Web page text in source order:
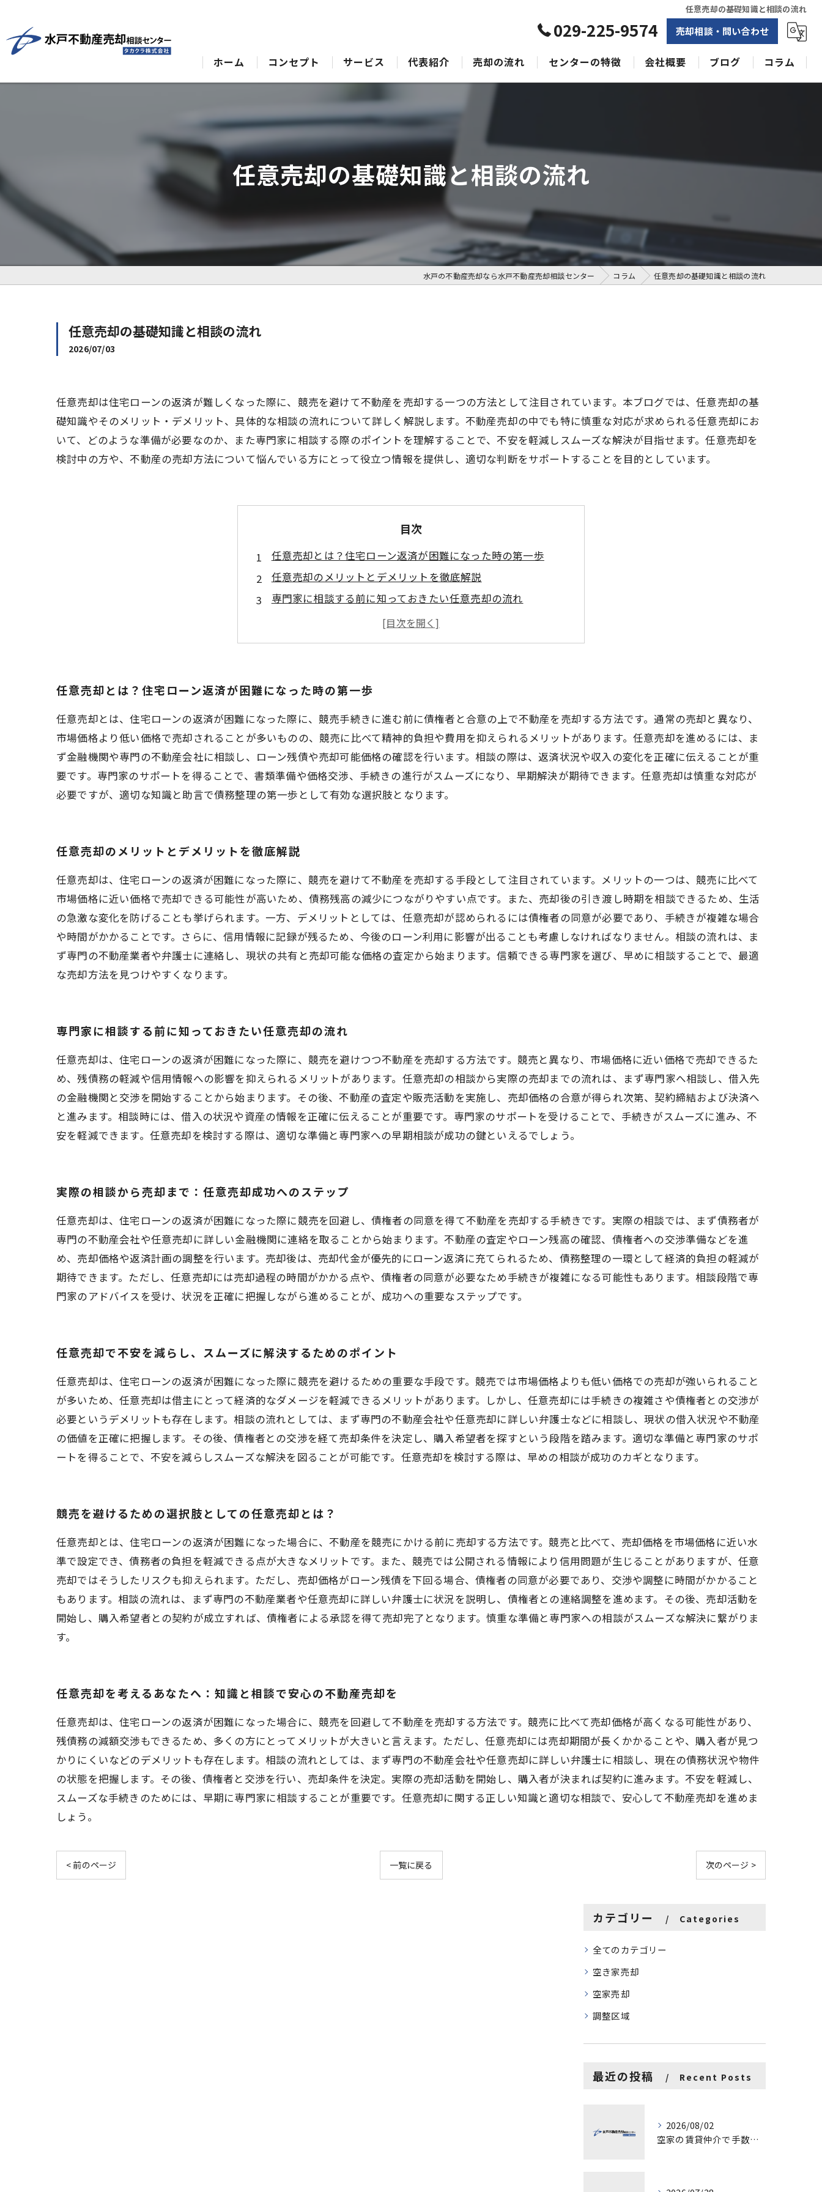
任意売却の基礎知識と相談の流れ
029-225-9574 売却相談・問い合わせ
ホーム コンセプト
水戸の不動産売却･水戸不動産売却相談センターのサポート
水戸の不動産売却･水戸不動産売却相談センターの最適なアドバイス
サービス 代表紹介 売却の流れ センターの特徴
戸建て
収益物件
会社概要 ブログ コラム
任意売却の基礎知識と相談の流れ
水戸の不動産売却なら水戸不動産売却相談センター コラム 任意売却の基礎知識と相談の流れ
任意売却の基礎知識と相談の流れ
2026/07/03
任意売却は住宅ローンの返済が難しくなった際に、競売を避けて不動産を売却する一つの方法として注目されています。本ブログでは、任意売却の基
礎知識やそのメリット・デメリット、具体的な相談の流れについて詳しく解説します。不動産売却の中でも特に慎重な対応が求められる任意売却にお
いて、どのような準備が必要なのか、また専門家に相談する際のポイントを理解することで、不安を軽減しスムーズな解決が目指せます。任意売却を
検討中の方や、不動産の売却方法について悩んでいる方にとって役立つ情報を提供し、適切な判断をサポートすることを目的としています。
目次
任意売却とは？住宅ローン返済が困難になった時の第一歩
任意売却のメリットとデメリットを徹底解説
専門家に相談する前に知っておきたい任意売却の流れ
実際の相談から売却まで：任意売却成功へのステップ
任意売却で不安を減らし、スムーズに解決するためのポイント
任意売却を考えるあなたへ：知識と相談で安心の不動産売却を
任意売却とは？住宅ローン返済が困難になった時の第一歩
任意売却とは、住宅ローンの返済が困難になった際に、競売手続きに進む前に債権者と合意の上で不動産を売却する方法です。通常の売却と異なり、
市場価格より低い価格で売却されることが多いものの、競売に比べて精神的負担や費用を抑えられるメリットがあります。任意売却を進めるには、ま
ず金融機関や専門の不動産会社に相談し、ローン残債や売却可能価格の確認を行います。相談の際は、返済状況や収入の変化を正確に伝えることが重
要です。専門家のサポートを得ることで、書類準備や価格交渉、手続きの進行がスムーズになり、早期解決が期待できます。任意売却は慎重な対応が
必要ですが、適切な知識と助言で債務整理の第一歩として有効な選択肢となります。
任意売却のメリットとデメリットを徹底解説
任意売却は、住宅ローンの返済が困難になった際に、競売を避けて不動産を売却する手段として注目されています。メリットの一つは、競売に比べて
市場価格に近い価格で売却できる可能性が高いため、債務残高の減少につながりやすい点です。また、売却後の引き渡し時期を相談できるため、生活
の急激な変化を防げることも挙げられます。一方、デメリットとしては、任意売却が認められるには債権者の同意が必要であり、手続きが複雑な場合
や時間がかかることです。さらに、信用情報に記録が残るため、今後のローン利用に影響が出ることも考慮しなければなりません。相談の流れは、ま
ず専門の不動産業者や弁護士に連絡し、現状の共有と売却可能な価格の査定から始まります。信頼できる専門家を選び、早めに相談することで、最適
な売却方法を見つけやすくなります。
専門家に相談する前に知っておきたい任意売却の流れ
任意売却は、住宅ローンの返済が困難になった際に、競売を避けつつ不動産を売却する方法です。競売と異なり、市場価格に近い価格で売却できるた
め、残債務の軽減や信用情報への影響を抑えられるメリットがあります。任意売却の相談から実際の売却までの流れは、まず専門家へ相談し、借入先
の金融機関と交渉を開始することから始まります。その後、不動産の査定や販売活動を実施し、売却価格の合意が得られ次第、契約締結および決済へ
と進みます。相談時には、借入の状況や資産の情報を正確に伝えることが重要です。専門家のサポートを受けることで、手続きがスムーズに進み、不
安を軽減できます。任意売却を検討する際は、適切な準備と専門家への早期相談が成功の鍵といえるでしょう。
実際の相談から売却まで：任意売却成功へのステップ
任意売却は、住宅ローンの返済が困難になった際に競売を回避し、債権者の同意を得て不動産を売却する手続きです。実際の相談では、まず債務者が
専門の不動産会社や任意売却に詳しい金融機関に連絡を取ることから始まります。不動産の査定やローン残高の確認、債権者への交渉準備などを進
め、売却価格や返済計画の調整を行います。売却後は、売却代金が優先的にローン返済に充てられるため、債務整理の一環として経済的負担の軽減が
期待できます。ただし、任意売却には売却過程の時間がかかる点や、債権者の同意が必要なため手続きが複雑になる可能性もあります。相談段階で専
門家のアドバイスを受け、状況を正確に把握しながら進めることが、成功への重要なステップです。
任意売却で不安を減らし、スムーズに解決するためのポイント
任意売却は、住宅ローンの返済が困難になった際に競売を避けるための重要な手段です。競売では市場価格よりも低い価格での売却が強いられること
が多いため、任意売却は借主にとって経済的なダメージを軽減できるメリットがあります。しかし、任意売却には手続きの複雑さや債権者との交渉が
必要というデメリットも存在します。相談の流れとしては、まず専門の不動産会社や任意売却に詳しい弁護士などに相談し、現状の借入状況や不動産
の価値を正確に把握します。その後、債権者との交渉を経て売却条件を決定し、購入希望者を探すという段階を踏みます。適切な準備と専門家のサポ
ートを得ることで、不安を減らしスムーズな解決を図ることが可能です。任意売却を検討する際は、早めの相談が成功のカギとなります。
競売を避けるための選択肢としての任意売却とは？
任意売却とは、住宅ローンの返済が困難になった場合に、不動産を競売にかける前に売却する方法です。競売と比べて、売却価格を市場価格に近い水
準で設定でき、債務者の負担を軽減できる点が大きなメリットです。また、競売では公開される情報により信用問題が生じることがありますが、任意
売却ではそうしたリスクも抑えられます。ただし、売却価格がローン残債を下回る場合、債権者の同意が必要であり、交渉や調整に時間がかかること
もあります。相談の流れは、まず専門の不動産業者や任意売却に詳しい弁護士に状況を説明し、債権者との連絡調整を進めます。その後、売却活動を
開始し、購入希望者との契約が成立すれば、債権者による承認を得て売却完了となります。慎重な準備と専門家への相談がスムーズな解決に繋がりま
す。
任意売却を考えるあなたへ：知識と相談で安心の不動産売却を
任意売却は、住宅ローンの返済が困難になった場合に、競売を回避して不動産を売却する方法です。競売に比べて売却価格が高くなる可能性があり、
残債務の減額交渉もできるため、多くの方にとってメリットが大きいと言えます。ただし、任意売却には売却期間が長くかかることや、購入者が見つ
かりにくいなどのデメリットも存在します。相談の流れとしては、まず専門の不動産会社や任意売却に詳しい弁護士に相談し、現在の債務状況や物件
の状態を把握します。その後、債権者と交渉を行い、売却条件を決定。実際の売却活動を開始し、購入者が決まれば契約に進みます。不安を軽減し、
スムーズな手続きのためには、早期に専門家に相談することが重要です。任意売却に関する正しい知識と適切な相談で、安心して不動産売却を進めま
しょう。
< 前のページ 一覧に戻る 次のページ >
カテゴリー Categories
全てのカテゴリー
空き家売却
空家売却
調整区域
最近の投稿 Recent Posts
2026/08/02
空家の賃貸仲介で手数料と上限を徹底解説し200万円物件の注意点も紹介